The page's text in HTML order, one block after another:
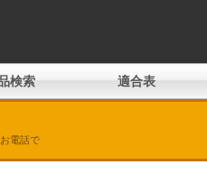
検索 適合表
電話で